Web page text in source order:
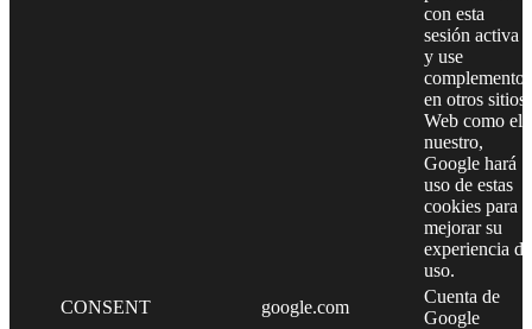
con esta
sesión activa
y use
complementos
en otros sitios
Web como el
nuestro,
Google hará
uso de estas
cookies para
mejorar su
experiencia de
uso.
CONSENT
google.com
Cuenta de
Google